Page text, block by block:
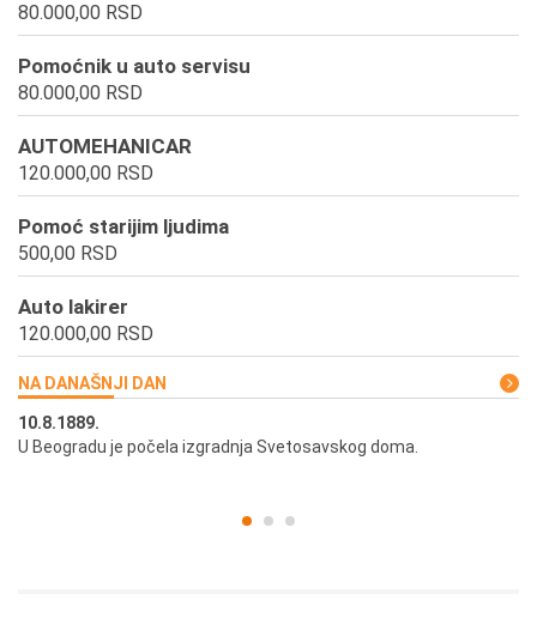
80.000,00 RSD
Pomoćnik u auto servisu
80.000,00 RSD
AUTOMEHANICAR
120.000,00 RSD
Pomoć starijim ljudima
500,00 RSD
Auto lakirer
120.000,00 RSD
NA DANAŠNJI DAN
10.8.1889.
U Beogradu je počela izgradnja Svetosavskog doma.